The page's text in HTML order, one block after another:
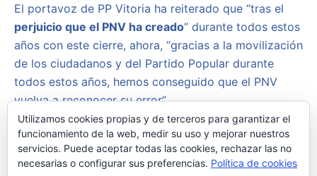
El portavoz de PP Vitoria ha reiterado que “tras el
perjuicio que el PNV ha creado” durante todos estos
años con este cierre, ahora, “gracias a la movilización
de los ciudadanos y del Partido Popular durante
todos estos años, hemos conseguido que el PNV
vuelva a reconocer su error”.
“El cierre de las Urgencias de Santiago fue un error y
una muy mala decisión que nos dejó a la capital de
Euskadi con un sistema sanitario desbordado.
Utilizamos cookies propias y de terceros para garantizar el
funcionamiento de la web, medir su uso y mejorar nuestros
servicios. Puede aceptar todas las cookies, rechazar las no
necesarias o configurar sus preferencias. Política de cookies